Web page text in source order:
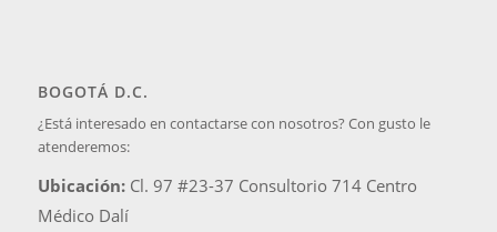
BOGOTÁ D.C.
¿Está interesado en contactarse con nosotros? Con gusto le
atenderemos:
Ubicación: Cl. 97 #23-37 Consultorio 714 Centro
Médico Dalí